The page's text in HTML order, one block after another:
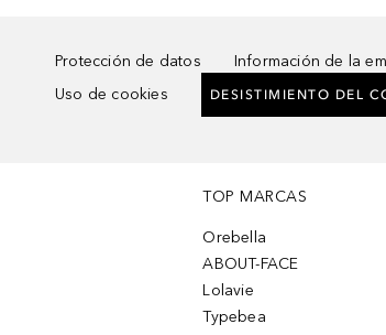
Protección de datos Información de la
Uso de cookies
DESISTIMIENTO DEL
TOP MARCAS
Orebella
ABOUT-FACE
Lolavie
Typebea